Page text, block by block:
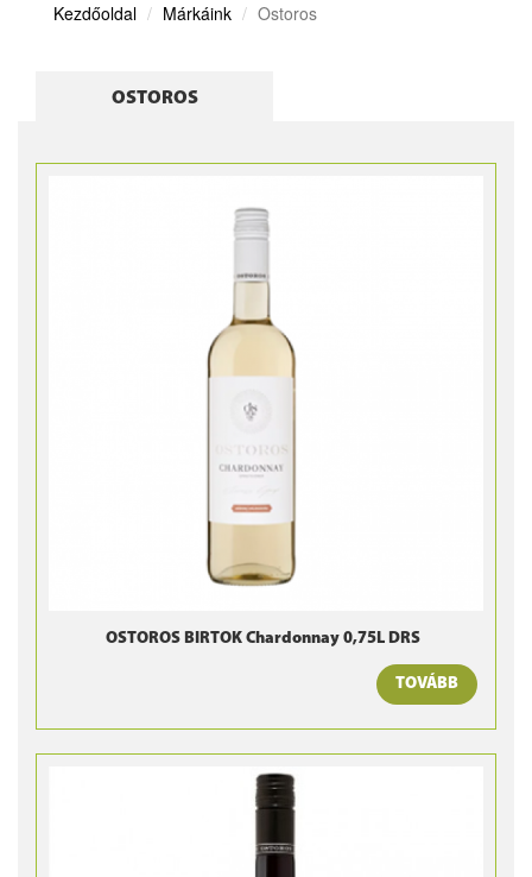
Kezdőoldal Márkáink Ostoros
OSTOROS
OSTOROS BIRTOK Chardonnay 0,75L DRS
TOVÁBB